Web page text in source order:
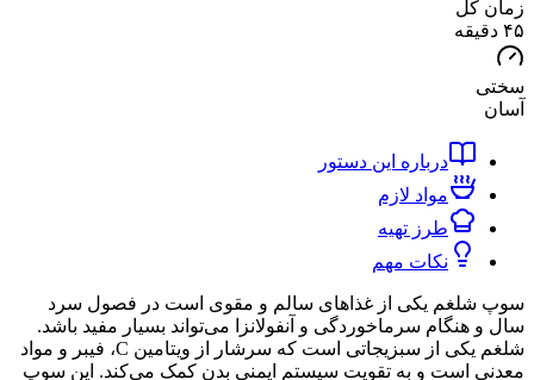
درباره این دستور
مواد لازم
طرز تهیه
نکات مهم
یکی از غذاهای سالم و مقوی است در فصول سرد
سرماخوردگی و آنفولانزا می‌تواند بسیار مفید باشد.
شلغم یکی از سبزیجاتی است که سرشار از ویتامین C، فیبر و مواد
است و به تقویت سیستم ایمنی بدن کمک می‌کند. این سوپ